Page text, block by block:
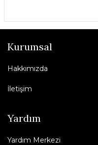
Kurumsal
Hakkımızda
İletişim
Yardım
Yardım Merkezi